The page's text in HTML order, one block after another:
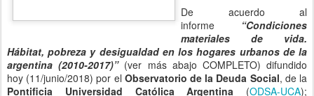
(ver más abajo COMPLETO) difundido
hoy (11/junio/2018) por elObservatorio de la Deuda Social, de la
Pontificia Universidad Católica Argentina
ODSA-UCA);
mediciones que fueran ampliamente difundidas y valoradas por la
entonces "oposición" (hoy oficialismo), durante la getión de los
Gobiernos 2003-2015.